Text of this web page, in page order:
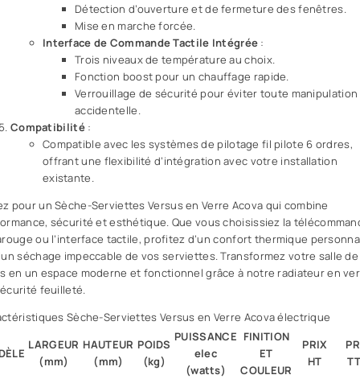
Détection d’ouverture et de fermeture des fenêtres.
Mise en marche forcée.
Interface de Commande Tactile Intégrée :
Trois niveaux de température au choix.
Fonction boost pour un chauffage rapide.
Verrouillage de sécurité pour éviter toute manipulation
accidentelle.
Compatibilité:
Compatible avec les systèmes de pilotage fil pilote 6 ordres,
offrant une flexibilité d’intégration avec votre installation
existante.
pour un Sèche-Serviettes Versus en Verre Acova qui combine
sécurité et esthétique. Que vous choisissiez la
ou l’interface tactile, profitez d’un confort thermique
séchage impeccable de vos serviettes. Transformez votre salle de
en un espace moderne et fonctionnel grâce à notre radiateur en
feuilleté.
Sèche-Serviettes Versus en Verre Acova électrique
LARGEUR
(mm)
HAUTEUR
(mm)
POIDS
(kg)
PUISSANCE
elec
(watts)
FINITION
ET
COULEUR
PRIX
HT